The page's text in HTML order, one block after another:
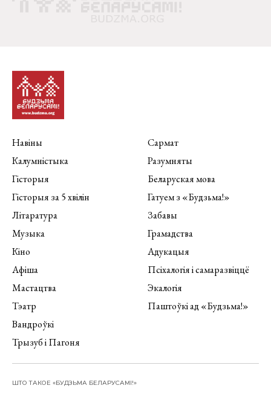
Навіны
Калумністыка
Гісторыя
Гісторыя за 5 хвілін
Літаратура
Музыка
Кіно
Афіша
Мастацтва
Тэатр
Вандроўкі
Трызуб і Пагоня
Сармат
Разумняты
Беларуская мова
Гатуем з «Будзьма!»
Забавы
Грамадства
Адукацыя
Псіхалогія і самаразвіццё
Экалогія
Паштоўкі ад «Будзьма!»
ШТО ТАКОЕ «БУДЗЬМА БЕЛАРУСАМІ!»